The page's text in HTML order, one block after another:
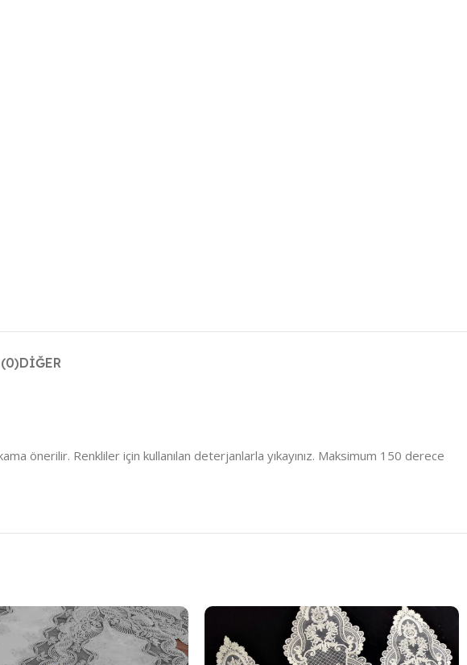
DIĞER
önerilir. Renkliler için kullanılan deterjanlarla yıkayınız. Maksimum 150 derece